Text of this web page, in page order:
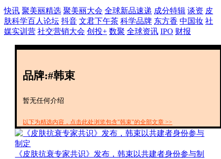
中国妆
实训营
创投+
快讯 聚美丽精选 聚美丽大会 全球新品速递 成分特辑 谈资 皮
肤科学百人论坛 抖音 文君下午茶 科学品牌 东方香 中国妆 社
媒实训营 社交营销大会 创投+ 数聚 全球资讯 IPO 财报
品牌:#韩束
暂无任何介绍
以下为精选内容，点击此处浏览包含"韩束"的全部文章 >>
《皮肤抗衰专家共识》发布，韩束以共建者身份参与制